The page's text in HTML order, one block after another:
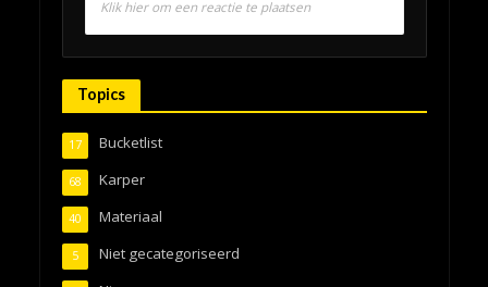
Klik hier om een reactie te plaatsen
Topics
Bucketlist
17
Karper
68
Materiaal
40
Niet gecategoriseerd
5